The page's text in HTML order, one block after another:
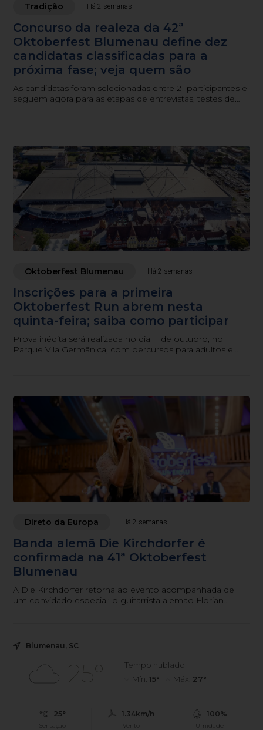
Tradição Há 2 semanas
Concurso da realeza da 42ª
Oktoberfest Blumenau define dez
candidatas classificadas para a
próxima fase; veja quem são
As candidatas foram selecionadas entre 21 participantes e
seguem agora para as etapas de entrevistas, testes de
Oktoberfest Blumenau Há 2 semanas
Inscrições para a primeira
Oktoberfest Run abrem nesta
quinta-feira; saiba como participar
Prova inédita será realizada no dia 11 de outubro, no
Parque Vila Germânica, com percursos para adultos e
Direto da Europa Há 2 semanas
Banda alemã Die Kirchdorfer é
confirmada na 41ª Oktoberfest
Blumenau
A Die Kirchdorfer retorna ao evento acompanhada de
um convidado especial: o guitarrista alemão Florian
Blumenau, SC
25°
Tempo nublado
Mín. 15° Máx. 27°
25°
Sensação
1.34km/h
Vento
100%
Umidade